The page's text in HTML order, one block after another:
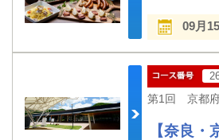
09月
【奈良